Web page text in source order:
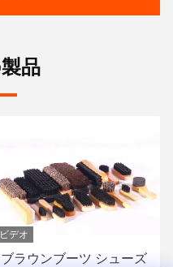
品
ビデオ
ブラウンブーツ シューズ